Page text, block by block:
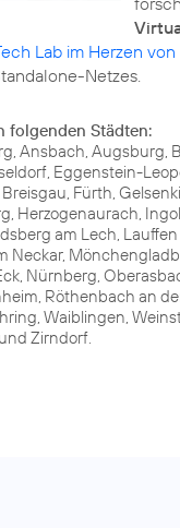
Lab im Herzen
Netzes.
folgenden Städten:
Ansbach, Augsburg,
Eggenstein-
Fürth,
Herzogenaurach,
am Lech,
Neckar,
Nürnberg,
Röthenbach an
Waiblingen,
Zirndorf.